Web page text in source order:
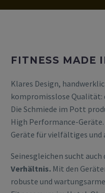
FITNESS MADE
Klares Design,
kompromisslose Qualität:
Die Schmiede im Pott
High Performance-
Geräte für vielfältiges und
Seinesgleichen sucht auch
Verhältnis. Mit den
robuste und